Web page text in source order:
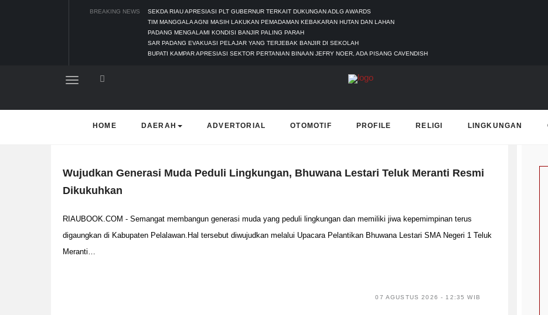
BREAKING NEWS
SEKDA RIAU APRESIASI PLT GUBERNUR TERKAIT DUKUNGAN ADLG AWARDS
TIM MANGGALA AGNI MASIH LAKUKAN PEMADAMAN KEBAKARAN HUTAN DAN LAHAN
PADANG MENGALAMI KONDISI BANJIR PALING PARAH
SAR PADANG EVAKUASI PELAJAR YANG TERJEBAK BANJIR DI SEKOLAH
BUPATI KAMPAR APRESIASI SEKTOR PERTANIAN BINAAN JEFRY NOER, ADA PISANG CAVENDISH
HOME DAERAH ADVERTORIAL OTOMOTIF PROFILE RELIGI LINGKUNGAN
Wujudkan Generasi Muda Peduli Lingkungan, Bhuwana Lestari Teluk Meranti Resmi
Dikukuhkan
RIAUBOOK.COM - Semangat membangun generasi muda yang peduli lingkungan dan memiliki jiwa kepemimpinan terus
digaungkan di Kabupaten Pelalawan.Hal tersebut diwujudkan melalui Upacara Pelantikan Bhuwana Lestari SMA Negeri 1 Teluk
Meranti…
07 AGUSTUS 2026 - 12:35 WIB